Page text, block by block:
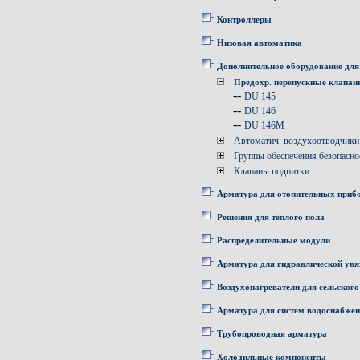
Контроллеры
Низовая автоматика
Дополнительное оборудование
Предохр. перепускные
-- DU 145
-- DU 146
-- DU 146M
Автоматич. воздухоотводчики
Группы обеспечения
Клапаны подпитки
Арматура для отопительных
Решения для тёплого пола
Распределительные модули
Арматура для гидравлической
Воздухонагреватели для
Арматура для систем
Трубопроводная арматура
Холодильные компоненты